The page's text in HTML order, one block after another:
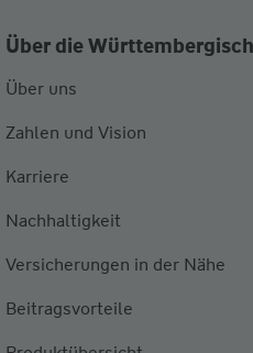
Über die
Über uns
Zahlen und Vision
Karriere
Nachhaltigkeit
Versicherungen in der Nähe
Beitragsvorteile